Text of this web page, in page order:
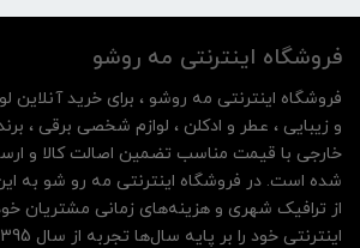
فروشگاه اینترنتی مه‌ رو‌شو
فروشگاه اینترنتی مه‌ رو‌شو ، برای خرید آنلاین
و زیبایی ، عطر و ادکلن ، لوازم شخصی برقی ،
خارجی با قیمت مناسب تضمین اصالت کالا و
شده است. در فروشگاه اینترنتی مه رو شو به
از ترافیک شهری و هزینه‌های زمانی مشتریان